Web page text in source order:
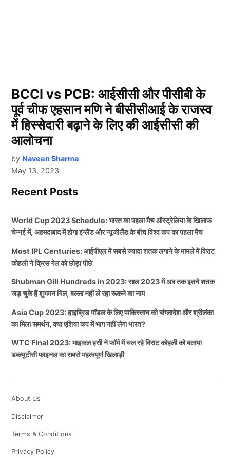
BCCI vs PCB: आईसीसी और पीसीबी के
पूर्व चीफ एहसान मणि ने बीसीसीआई के राजस्व
में हिस्सेदारी बढ़ाने के लिए की आईसीसी की
आलोचना
by Naveen Sharma
May 13, 2023
Recent Posts
World Cup 2023 Schedule: भारत का पहला मैच ऑस्ट्रेलिया के खिलाफ
चेन्नई में, अहमदाबाद में होगा इंग्लैंड और न्यूजीलैंड के बीच विश्व कप का पहला मैच
Most IPL Centuries: आईपीएल में सबसे ज्यादा शतक लगाने के मामले में विराट
कोहली ने क्रिस गेल को छोड़ा पीछे
Shubman Gill Hundreds in 2023: साल 2023 में अब तक इतने शतक
जड़ चुके हैं शुभमन गिल, बल्ला नहीं ले रहा रूकने का नाम
Asia Cup 2023: हाइब्रिड मॉडल के लिए पाकिस्तान को बांग्लादेश और श्रीलंका
का मिला समर्थन, क्या एशिया कप में भाग नहीं लेगा भारत?
WTC Final 2023: माइकल हसी ने फॉर्म में चल रहे विराट कोहली को बताया
डब्ल्यूटीसी फाइनल का सबसे महत्वपूर्ण खिलाड़ी
About Us
Disclaimer
Terms & Conditions
Privacy Policy